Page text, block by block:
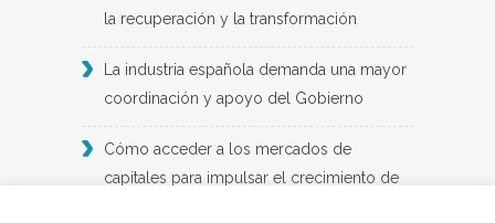
la recuperación y la transformación
La industria española demanda una mayor
coordinación y apoyo del Gobierno
Cómo acceder a los mercados de
capitales para impulsar el crecimiento de